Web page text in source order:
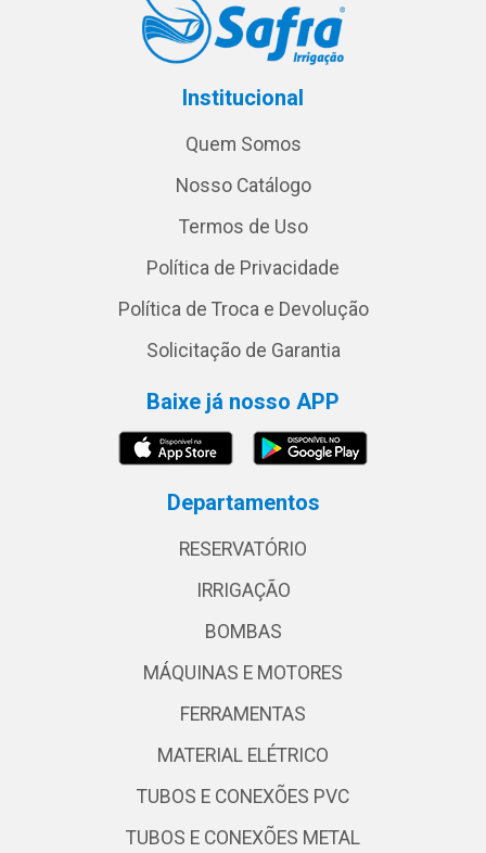
Institucional
Quem Somos
Nosso Catálogo
Termos de Uso
Política de Privacidade
Política de Troca e Devolução
Solicitação de Garantia
Baixe já nosso APP
Departamentos
RESERVATÓRIO
IRRIGAÇÃO
BOMBAS
MÁQUINAS E MOTORES
FERRAMENTAS
MATERIAL ELÉTRICO
TUBOS E CONEXÕES PVC
TUBOS E CONEXÕES METAL